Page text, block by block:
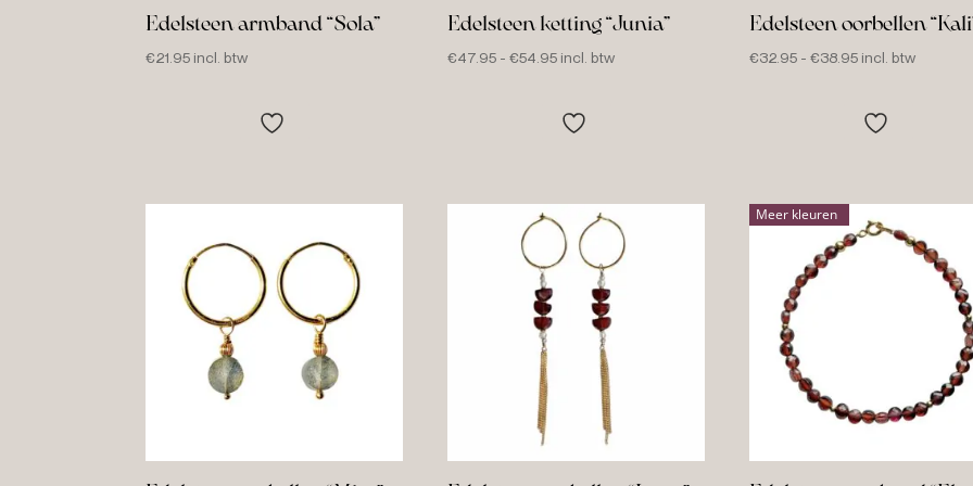
Edelsteen armband “Sola”
€21.95 incl. btw
Edelsteen ketting “Junia”
€47.95 - €54.95Prijsklasse:
tot
incl. btw
Edelsteen oorbellen
€32.95 - €38.95Prijsklasse:
tot
incl. btw
Meer kleuren